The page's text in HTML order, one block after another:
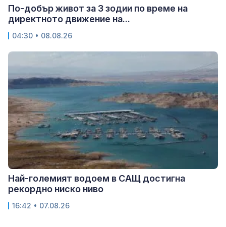
По-добър живот за 3 зодии по време на
директното движение на...
04:30 • 08.08.26
Най-големият водоем в САЩ достигна
рекордно ниско ниво
16:42 • 07.08.26